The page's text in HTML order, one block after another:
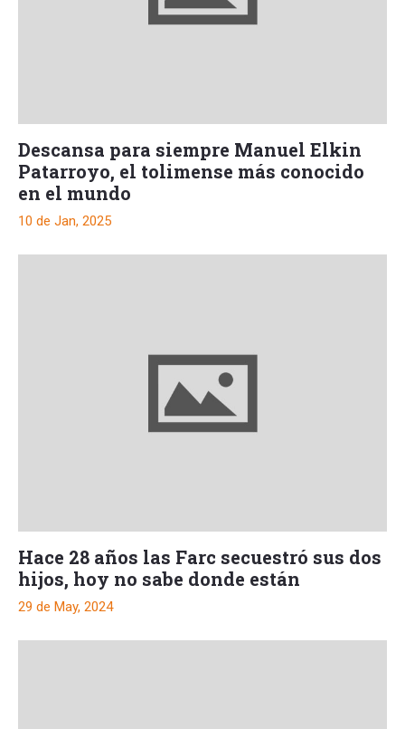
Descansa para siempre Manuel Elkin
Patarroyo, el tolimense más conocido
en el mundo
10 de Jan, 2025
Hace 28 años las Farc secuestró sus dos
hijos, hoy no sabe donde están
29 de May, 2024